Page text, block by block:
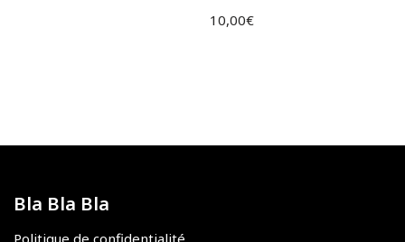
10,00€
Bla Bla Bla
Politique de confidentialité